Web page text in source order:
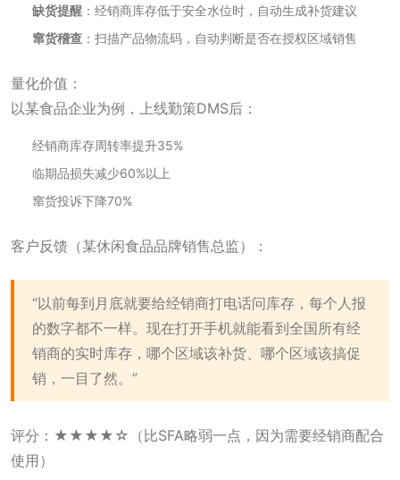
缺货提醒 ：经销商库存低于安全水位时，自动生成补货建议
窜货稽查 ：扫描产品物流码，自动判断是否在授权区域销售
量化价值：
以某食品企业为例，上线勤策DMS后：
经销商库存周转率提升35%
临期品损失减少60%以上
窜货投诉下降70%
客户反馈（某休闲食品品牌销售总监）：
“以前每到月底就要给经销商打电话问库存，每个人报
的数字都不一样。现在打开手机就能看到全国所有经
销商的实时库存，哪个区域该补货、哪个区域该搞促
销，一目了然。”
评分：★★★★☆（比SFA略弱一点，因为需要经销商配合
使用）